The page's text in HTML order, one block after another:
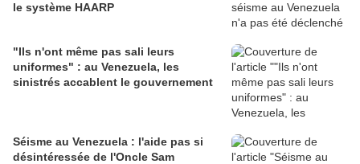
le système HAARP
"Ils n'ont même pas sali leurs
uniformes" : au Venezuela, les
sinistrés accablent le gouvernement
Séisme au Venezuela : l'aide pas si
désintéressée de l'Oncle Sam